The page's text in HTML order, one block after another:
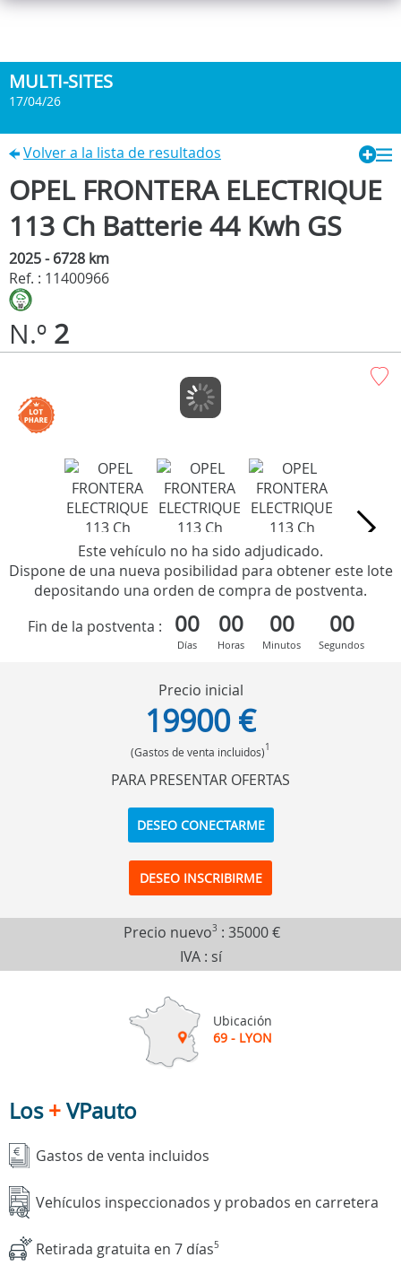
MULTI-SITES
17/04/26
Volver a la lista de resultados
OPEL FRONTERA ELECTRIQUE
113 Ch Batterie 44 Kwh GS
2025 - 6728 km
Ref. : 11400966
N.º 2
Este vehículo no ha sido adjudicado.
Dispone de una nueva posibilidad para obtener este lote
depositando una orden de compra de postventa.
Fin de la postventa :
00
Días
00
Horas
00
Minutos
00
Segundos
Precio inicial
19900 €
(Gastos de venta incluidos)1
PARA PRESENTAR OFERTAS
DESEO CONECTARME
DESEO INSCRIBIRME
Precio nuevo3 : 35000 €
IVA : sí
Ubicación
69 - LYON
Los+VPauto
Gastos de venta incluidos
Vehículos inspeccionados y probados en carretera
Retirada gratuita en 7 días5